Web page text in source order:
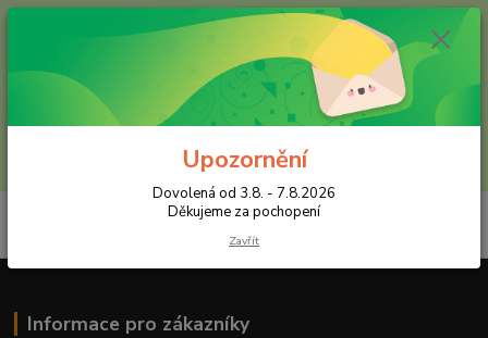
(Po-Pá, 8:30-16 hod.)
Informace pro zákazníky
Upozornění
Dovolená od 3.8. - 7.8.2026
Děkujeme za pochopení
Zavřít